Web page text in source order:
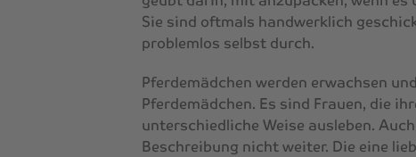
Sie sind oftmals handwerklich
problemlos selbst durch.
Pferdemädchen werden erwachsen
Pferdemädchen. Es sind Frauen, die
unterschiedliche Weise ausleben.
Beschreibung nicht weiter. Die eine